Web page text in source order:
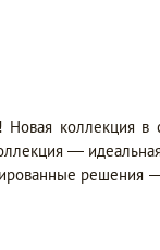
коллекция в
— идеальная